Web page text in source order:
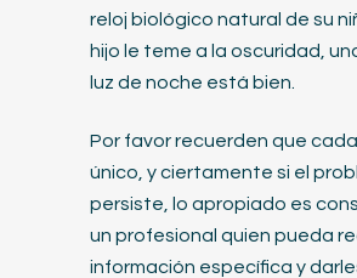
reloj biológico natural de su
hijo le teme a la oscuridad,
luz de noche está bien.
Por favor recuerden que
único, y ciertamente si el
persiste, lo apropiado es
un profesional quien pueda
información específica y